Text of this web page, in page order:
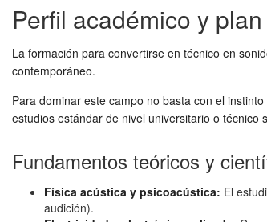
Perfil académico y
La formación para convertirse en técnico en
contemporáneo.
Para dominar este campo no basta con el
estudios estándar de nivel universitario o
Fundamentos teóricos y
Física acústica y psicoacústica: El
audición).